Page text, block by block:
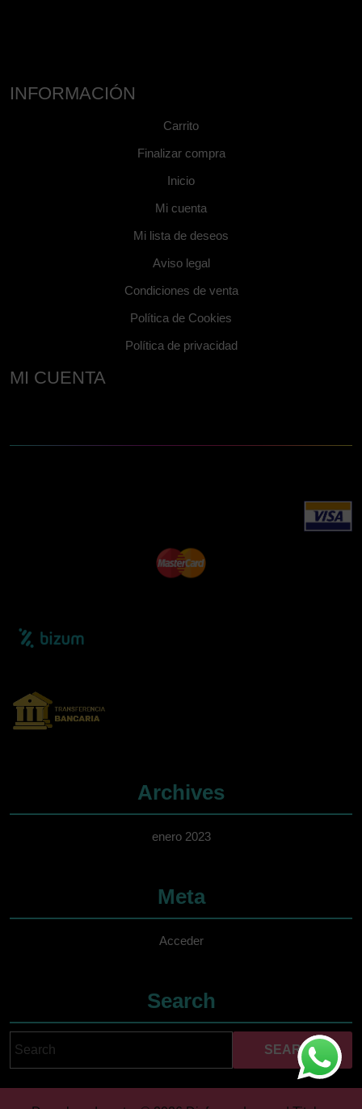
INFORMACIÓN
Carrito
Finalizar compra
Inicio
Mi cuenta
Mi lista de deseos
Aviso legal
Condiciones de venta
Política de Cookies
Política de privacidad
MI CUENTA
Archives
enero 2023
Meta
Acceder
Search
Cuando hay